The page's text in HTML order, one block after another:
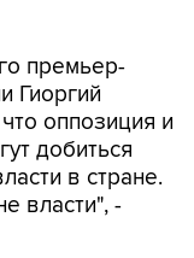
премьер-
оппозиция и
добиться
в стране.
власти", -
движения